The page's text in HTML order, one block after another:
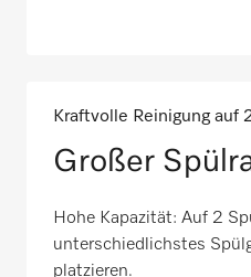
Kraftvolle Reinigung auf
Großer
Hohe Kapazität: Auf 2
unterschiedlichstes
platzieren.